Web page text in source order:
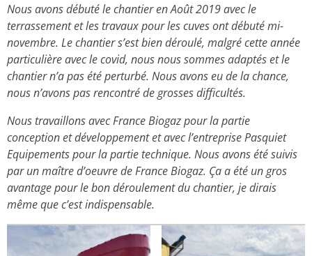
Nous avons débuté le chantier en Août 2019 avec le
terrassement et les travaux pour les cuves ont débuté mi-
novembre. Le chantier s’est bien déroulé, malgré cette année
particulière avec le covid, nous nous sommes adaptés et le
chantier n’a pas été perturbé. Nous avons eu de la chance,
nous n’avons pas rencontré de grosses difficultés.
Nous travaillons avec France Biogaz pour la partie
conception et développement et avec l’entreprise Pasquiet
Equipements pour la partie technique. Nous avons été suivis
par un maître d’oeuvre de France Biogaz. Ça a été un gros
avantage pour le bon déroulement du chantier, je dirais
même que c’est indispensable.